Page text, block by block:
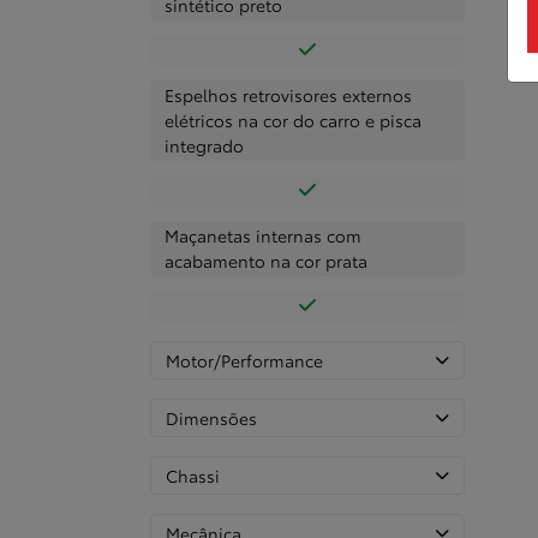
sintético preto
Espelhos retrovisores externos
elétricos na cor do carro e pisca
integrado
Maçanetas internas com
acabamento na cor prata
Motor/Performance
Dimensões
Chassi